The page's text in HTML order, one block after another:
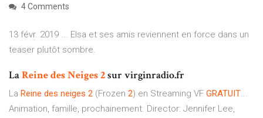
4 Comments
13 févr. 2019 ... Elsa et ses amis reviennent en force dans un
teaser plutôt sombre.
LaReinedesNeiges2sur virginradio.fr
La Reine des neiges 2 (Frozen 2) en Streaming VF GRATUIT...
Animation, famille, prochainement. Director: Jennifer Lee,